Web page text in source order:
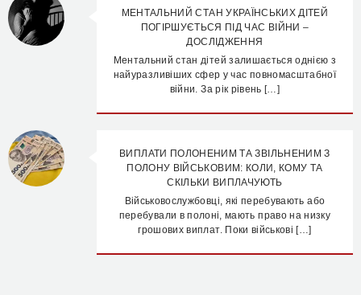
МЕНТАЛЬНИЙ СТАН УКРАЇНСЬКИХ ДІТЕЙ
ПОГІРШУЄТЬСЯ ПІД ЧАС ВІЙНИ –
ДОСЛІДЖЕННЯ
Ментальний стан дітей залишається однією з
найуразливіших сфер у час повномасштабної
війни. За рік рівень […]
ВИПЛАТИ ПОЛОНЕНИМ ТА ЗВІЛЬНЕНИМ З
ПОЛОНУ ВІЙСЬКОВИМ: КОЛИ, КОМУ ТА
СКІЛЬКИ ВИПЛАЧУЮТЬ
Військовослужбовці, які перебувають або
перебували в полоні, мають право на низку
грошових виплат. Поки військові […]